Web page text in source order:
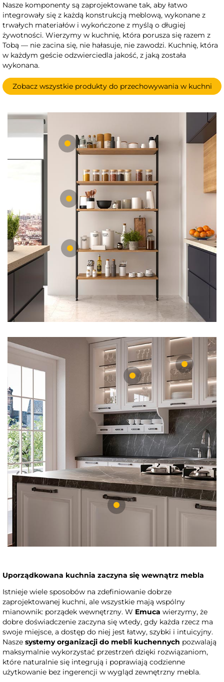
Nasze komponenty są zaprojektowane tak, aby łatwo
integrowały się z każdą konstrukcją meblową, wykonane z
trwałych materiałów i wykończone z myślą o długiej
żywotności. Wierzymy w kuchnię, która porusza się razem z
Tobą — nie zacina się, nie hałasuje, nie zawodzi. Kuchnię, która
w każdym geście odzwierciedla jakość, z jaką została
wykonana.
Zobacz wszystkie produkty do przechowywania w kuchni
Uporządkowana kuchnia zaczyna się wewnątrz mebla
Istnieje wiele sposobów na zdefiniowanie dobrze
zaprojektowanej kuchni, ale wszystkie mają wspólny
mianownik: porządek wewnętrzny. W Emuca wierzymy, że
dobre doświadczenie zaczyna się wtedy, gdy każda rzecz ma
swoje miejsce, a dostęp do niej jest łatwy, szybki i intuicyjny.
Nasze systemy organizacji do mebli kuchennych pozwalają
maksymalnie wykorzystać przestrzeń dzięki rozwiązaniom,
które naturalnie się integrują i poprawiają codzienne
użytkowanie bez ingerencji w wygląd zewnętrzny mebla.